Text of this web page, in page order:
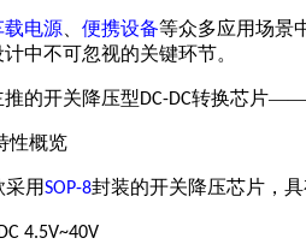
载电源 便携设备等众多应用场景
中不可忽视的关键环节。
推的开关降压型DC-DC转换芯片——
性概览
采用SOP-8封装的开关降压芯片，具
DC 4.5V~40V